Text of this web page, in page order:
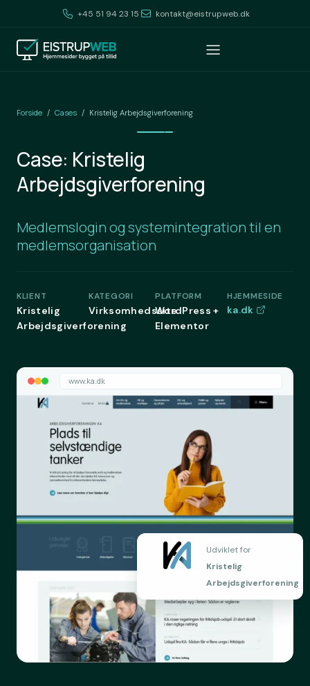
+45 51 94 23 15 kontakt@eistrupweb.dk
Forside / Cases / Kristelig Arbejdsgiverforening
Case: Kristelig
Arbejdsgiverforening
Medlemslogin og systemintegration til en
medlemsorganisation
KLIENT
Kristelig
Arbejdsgiverforening
KATEGORI
Virksomhedssite
PLATFORM
WordPress +
Elementor
HJEMMESIDE
ka.dk
www.ka.dk
Udviklet for
Kristelig
Arbejdsgiverforening